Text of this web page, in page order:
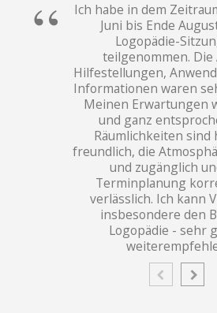
Ich habe in dem
Juni bis Ende
Logopädie-
teilgenommen. Die
Hilfestellungen,
Informationen waren
Meinen Erwartungen
und ganz
Räumlichkeiten sind
freundlich, die
und zugänglich
Terminplanung
verlässlich. Ich kann
insbesondere den
Logopädie - sehr